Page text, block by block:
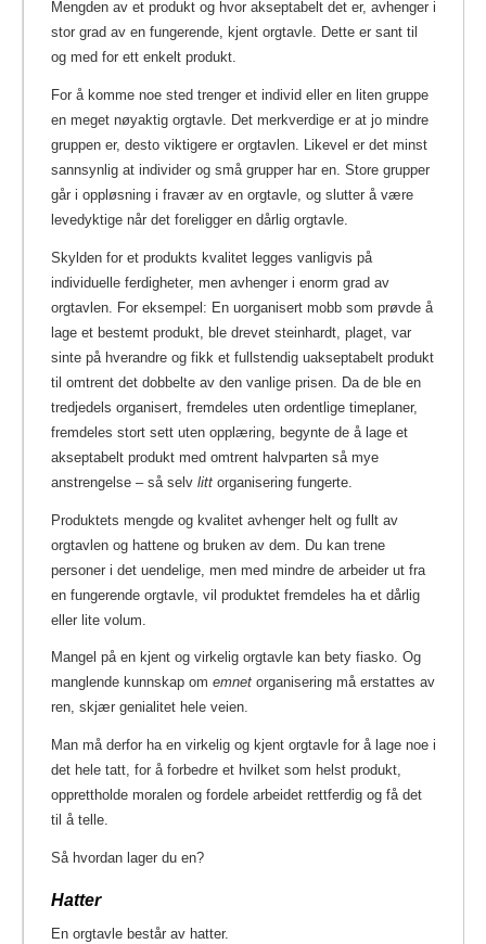
Mengden av et produkt og hvor akseptabelt det er, avhenger i
stor grad av en fungerende, kjent orgtavle. Dette er sant til
og med for ett enkelt produkt.
For å komme noe sted trenger et individ eller en liten gruppe
en meget nøyaktig orgtavle. Det merkverdige er at jo mindre
gruppen er, desto viktigere er orgtavlen. Likevel er det minst
sannsynlig at individer og små grupper har en. Store grupper
går i oppløsning i fravær av en orgtavle, og slutter å være
levedyktige når det foreligger en dårlig orgtavle.
Skylden for et produkts kvalitet legges vanligvis på
individuelle ferdigheter, men avhenger i enorm grad av
orgtavlen. For eksempel: En uorganisert mobb som prøvde å
lage et bestemt produkt, ble drevet steinhardt, plaget, var
sinte på hverandre og fikk et fullstendig uakseptabelt produkt
til omtrent det dobbelte av den vanlige prisen. Da de ble en
tredjedels organisert, fremdeles uten ordentlige timeplaner,
fremdeles stort sett uten opplæring, begynte de å lage et
akseptabelt produkt med omtrent halvparten så mye
anstrengelse – så selv litt organisering fungerte.
Produktets mengde og kvalitet avhenger helt og fullt av
orgtavlen og hattene og bruken av dem. Du kan trene
personer i det uendelige, men med mindre de arbeider ut fra
en fungerende orgtavle, vil produktet fremdeles ha et dårlig
eller lite volum.
Mangel på en kjent og virkelig orgtavle kan bety fiasko. Og
manglende kunnskap om emnet organisering må erstattes av
ren, skjær genialitet hele veien.
Man må derfor ha en virkelig og kjent orgtavle for å lage noe i
det hele tatt, for å forbedre et hvilket som helst produkt,
opprettholde moralen og fordele arbeidet rettferdig og få det
til å telle.
Så hvordan lager du en?
Hatter
En orgtavle består av hatter.